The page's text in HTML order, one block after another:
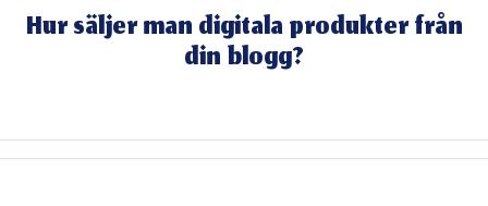
Hur säljer man digitala produkter från
din blogg?